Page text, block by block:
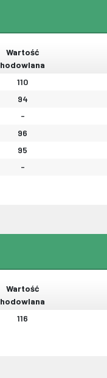
Wartość
hodowlana
110
94
-
96
95
-
Wartość
hodowlana
116